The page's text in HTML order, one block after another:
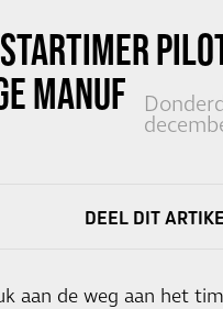
DEEL DIT
aan de weg aan het